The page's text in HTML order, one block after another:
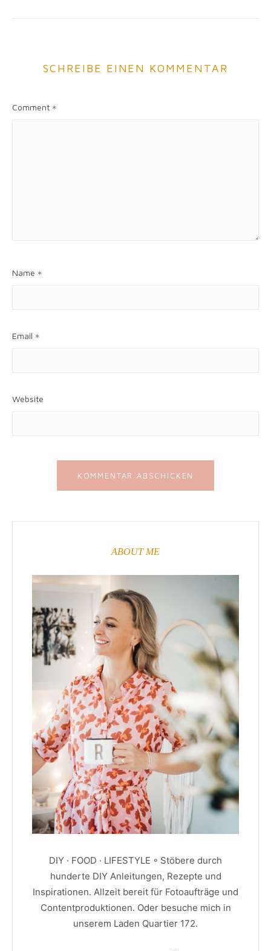
SCHREIBE EINEN KOMMENTAR
Comment *
Name *
Email *
Website
ABOUT ME
DIY · FOOD · LIFESTYLE ◦ Stöbere durch
hunderte DIY Anleitungen, Rezepte und
Inspirationen. Allzeit bereit für Fotoaufträge und
Contentproduktionen. Oder besuche mich in
unserem Laden Quartier 172.